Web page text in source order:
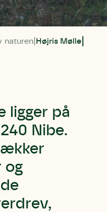
naturen Højris Mølle
ligger på
Nibe.
og